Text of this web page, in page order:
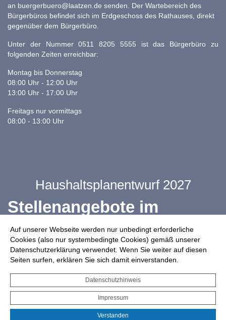
Auf unserer Webseite werden nur unbedingt erforderliche
Cookies (also nur systembedingte Cookies) gemäß unserer
Datenschutzerklärung verwendet. Wenn Sie weiter auf diesen
Seiten surfen, erklären Sie sich damit einverstanden.
Datenschutzhinweis
Impressum
Verstanden
an buergerbuero@laatzen.de senden. Der Wartebereich des
Bürgerbüros befindet sich im Erdgeschoss des Rathauses, direkt
gegenüber dem Bürgerbüro.
Unter der Nummer 0511 8205 5555 ist das Bürgerbüro zu
folgenden Zeiten erreichbar:
Montag bis Donnerstag
08:00 Uhr - 12:00 Uhr
13:00 Uhr - 17:00 Uhr
Freitags nur vormittags
08:00 - 13:00 Uhr
Haushaltsplanentwurf 2027
Stellenangebote im
Ganztag
Infos zur Drohnennutzung
Starkregengefahrenkarte
Serviceportal für Bürger*innen